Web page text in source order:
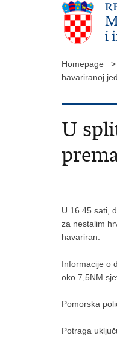
Homepage >
havariranoj
U
U 16.45 sati,
za nestalim
havariran.
Informacije o
oko 7,5NM
Pomorska
Potraga